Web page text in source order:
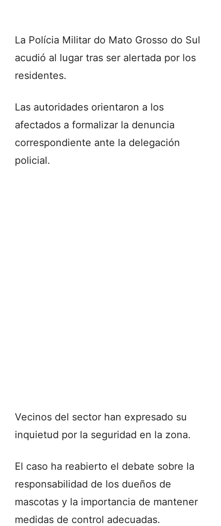
La Polícia Militar do Mato Grosso do Sul
acudió al lugar tras ser alertada por los
residentes.
Las autoridades orientaron a los
afectados a formalizar la denuncia
correspondiente ante la delegación
policial.
Vecinos del sector han expresado su
inquietud por la seguridad en la zona.
El caso ha reabierto el debate sobre la
responsabilidad de los dueños de
mascotas y la importancia de mantener
medidas de control adecuadas.